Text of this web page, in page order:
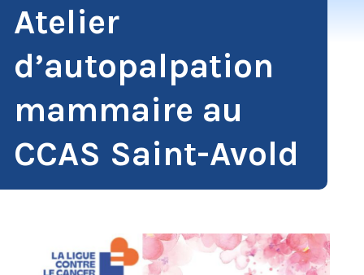
Atelier
d’autopalpation
mammaire au
CCAS Saint-Avold